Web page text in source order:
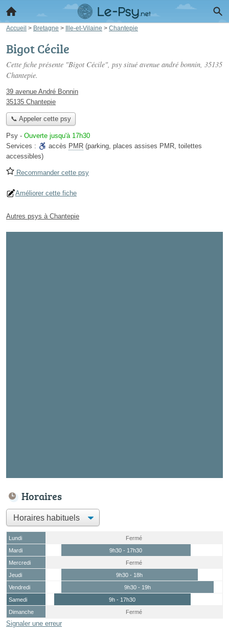
Accueil > Bretagne > Ille-et-Vilaine > Chantepie
Bigot Cécile
Cette fiche présente "Bigot Cécile", psy situé avenue andré bonnin, 35135
Chantepie.
39 avenue André Bonnin
35135 Chantepie
📞 Appeler cette psy
Psy - Ouverte jusqu'à 17h30
Services :
accès PMR (parking, places assises PMR, toilettes
accessibles)
Recommander cette psy
Améliorer cette fiche
Autres psys à Chantepie
Horaires
Lundi
Fermé
Mardi
9h30 - 17h30
Mercredi
Fermé
Jeudi
9h30 - 18h
Vendredi
9h30 - 19h
Samedi
9h - 17h30
Dimanche
Fermé
Signaler une erreur